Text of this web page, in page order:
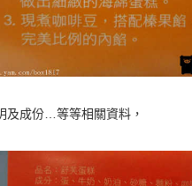
及成份…等等相關資料，